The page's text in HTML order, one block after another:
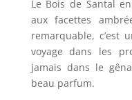
Le Bois de Santal
aux facettes
remarquable, c’est
voyage dans les
jamais dans le
beau parfum.